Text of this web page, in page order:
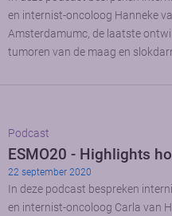
en internist-oncoloog Hanneke
Amsterdamumc, de laatste
tumoren van de maag en
Podcast
ESMO20 - Highlights
22 september 2020
In deze podcast bespreken
en internist-oncoloog Carla van